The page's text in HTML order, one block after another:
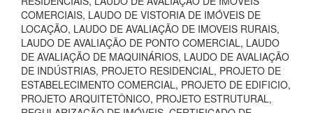
COMERCIAIS, LAUDO DE VISTORIA DE IMÓVEIS DE
LOCAÇÃO, LAUDO DE AVALIAÇÃO DE IMOVEIS RURAIS,
LAUDO DE AVALIAÇÃO DE PONTO COMERCIAL, LAUDO
DE AVALIAÇÃO DE MAQUINÁRIOS, LAUDO DE AVALIAÇÃO
DE INDÚSTRIAS, PROJETO RESIDENCIAL, PROJETO DE
ESTABELECIMENTO COMERCIAL, PROJETO DE EDIFICIO,
PROJETO ARQUITETÔNICO, PROJETO ESTRUTURAL,